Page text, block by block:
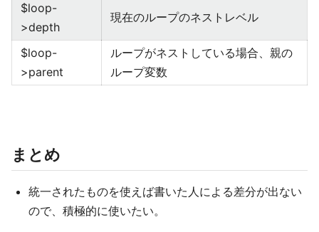
$loop-
>depth
現在のループのネストレベル
$loop-
>parent
ループがネストしている場合、親の
ループ変数
まとめ
統一されたものを使えば書いた人による差分が出ない
ので、積極的に使いたい。